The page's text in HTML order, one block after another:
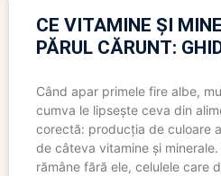
CE VITAMINE ȘI
PĂRUL CĂRUNT:
Când apar primele fire albe,
cumva le lipsește ceva din
corectă: producția de culoare
de câteva vitamine și
rămâne fără ele, celulele care